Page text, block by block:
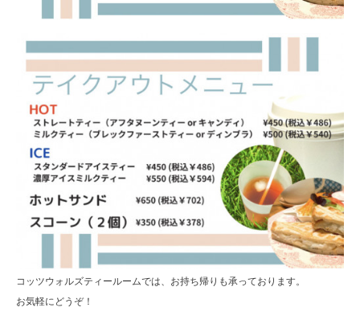
コッツウォルズティールームでは、お持ち帰りも承っております。
お気軽にどうぞ！